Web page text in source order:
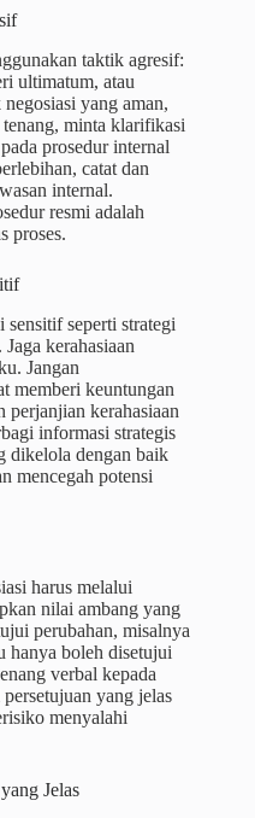
taktik agresif:
ultimatum, atau
yang aman,
minta klarifikasi
prosedur internal
catat dan
internal.
resmi adalah
proses.
seperti strategi
kerahasiaan
Jangan
memberi keuntungan
perjanjian kerahasiaan
informasi strategis
dikelola dengan baik
mencegah potensi
harus melalui
nilai ambang yang
perubahan, misalnya
hanya boleh disetujui
verbal kepada
yang jelas
menyalahi
Jelas